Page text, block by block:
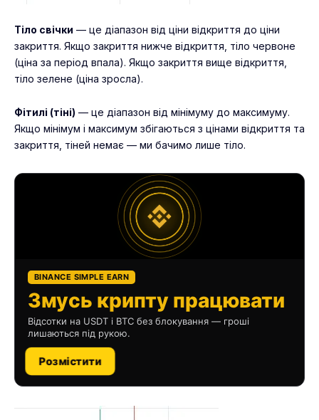
Тіло свічки — це діапазон від ціни відкриття до ціни
закриття. Якщо закриття нижче відкриття, тіло червоне
(ціна за період впала). Якщо закриття вище відкриття,
тіло зелене (ціна зросла).
Фітилі (тіні) — це діапазон від мінімуму до максимуму.
Якщо мінімум і максимум збігаються з цінами відкриття та
закриття, тіней немає — ми бачимо лише тіло.
BINANCE SIMPLE EARN
Змусь крипту працювати
Відсотки на USDT і BTC без блокування — гроші
лишаються під рукою.
Розмістити